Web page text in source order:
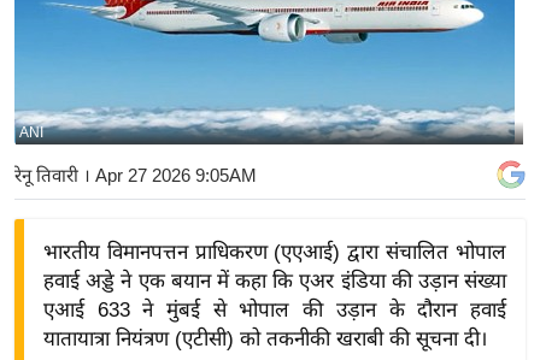
ज़
ने
स
द्यो
ANI
रेनू तिवारी । Apr 27 2026 9:05AM
भारतीय विमानपत्तन प्राधिकरण (एएआई) द्वारा संचालित भोपाल
हवाई अड्डे ने एक बयान में कहा कि एअर इंडिया की उड़ान संख्या
एआई 633 ने मुंबई से भोपाल की उड़ान के दौरान हवाई
यातायात्रा नियंत्रण (एटीसी) को तकनीकी खराबी की सूचना दी।